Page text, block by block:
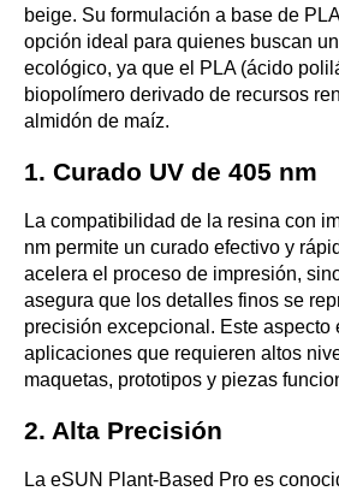
beige. Su formulación a base de
opción ideal para quienes buscan
ecológico, ya que el PLA (ácido
biopolímero derivado de recursos
almidón de maíz.
1. Curado UV de 405 nm
La compatibilidad de la resina con
nm permite un curado efectivo y
acelera el proceso de impresión,
asegura que los detalles finos se
precisión excepcional. Este aspecto
aplicaciones que requieren altos
maquetas, prototipos y piezas
2. Alta Precisión
La eSUN Plant-Based Pro es